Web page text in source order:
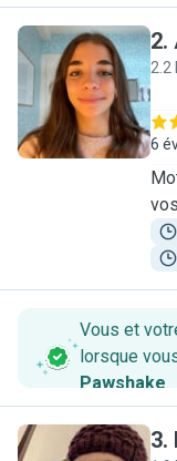
A
2.
2.2
6
Vous et
lorsque
Pawshake.
3.